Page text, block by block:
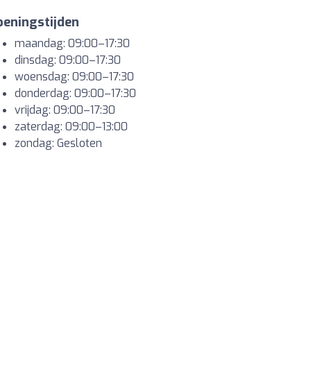
maandag: 09:00–17:30
dinsdag: 09:00–17:30
woensdag: 09:00–17:30
donderdag: 09:00–17:30
vrijdag: 09:00–17:30
zaterdag: 09:00–13:00
zondag: Gesloten